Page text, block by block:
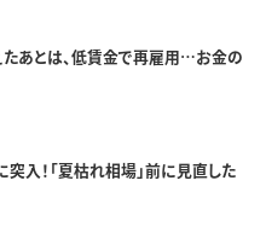
あとは、低賃金で再雇用…お金の
入！「夏枯れ相場」前に見直した